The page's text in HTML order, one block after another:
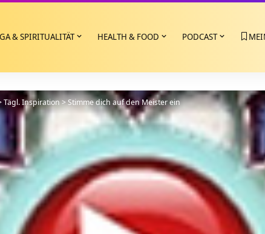
& SPIRITUALITÄT HEALTH & FOOD PODCAST
Tägl. Inspiration>Stimme dich auf den Meister ein